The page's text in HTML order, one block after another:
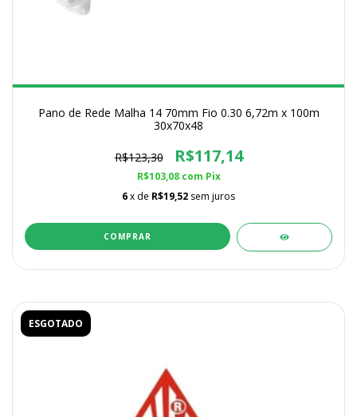
Pano de Rede Malha 14 70mm Fio 0.30 6,72m x 100m
30x70x48
R$123,30 R$117,14
R$103,08 com Pix
6x de R$19,52 sem juros
ESGOTADO